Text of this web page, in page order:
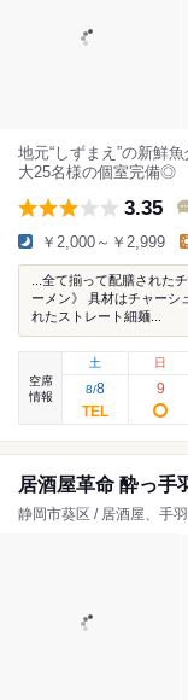
地元“しずまえ”の新鮮
大25名様の個室完備◎
3.35
￥2,000～￥2,999
...全て揃って配膳された
ーメン》 具材はチャーシ
れたストレート細麺...
空席
情報
土
8/8
日
9
居酒屋革命 酔っ手
静岡市葵区 / 居酒屋、手